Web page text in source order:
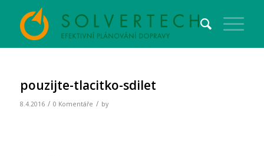
pouzijte-tlacitko-sdilet
8.4.2016 / 0 Komentáře / by